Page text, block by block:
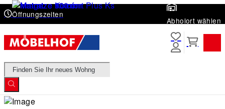
Öffnungszeiten
Abholort wählen
Products
search